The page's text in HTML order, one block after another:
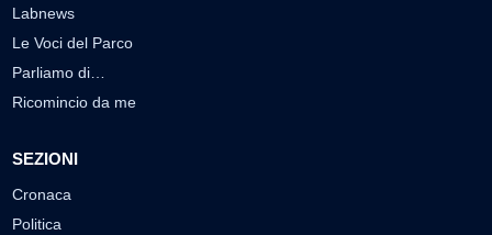
Labnews
Le Voci del Parco
Parliamo di…
Ricomincio da me
SEZIONI
Cronaca
Politica